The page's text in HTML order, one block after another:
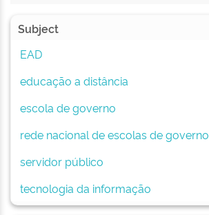
Subject
EAD
educação a distância
escola de governo
rede nacional de escolas de governo
servidor público
tecnologia da informação